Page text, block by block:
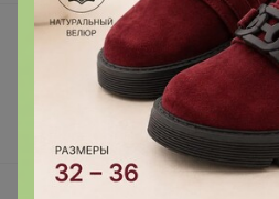
Подарочные сертификаты
Реклама на сайте
Поставщикам
Вакансии